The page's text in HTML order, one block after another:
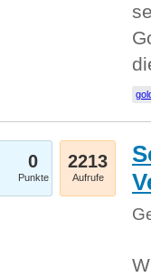
0
Punkte
2213
Aufrufe